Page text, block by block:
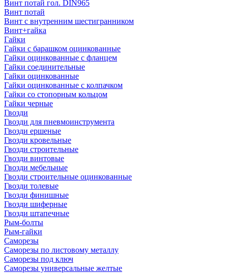
Винт потай гол. DIN965
Винт потай
Винт с внутренним шестигранником
Винт+гайка
Гайки
Гайки с барашком оцинкованные
Гайки оцинкованные с фланцем
Гайки соединительные
Гайки оцинкованные
Гайки оцинкованные с колпачком
Гайки со стопорным кольцом
Гайки черные
Гвозди
Гвозди для пневмоинструмента
Гвозди ершеные
Гвозди кровельные
Гвозди строительные
Гвозди винтовые
Гвозди мебельные
Гвозди строительные оцинкованные
Гвозди толевые
Гвозди финишные
Гвозди шиферные
Гвозди штапечные
Рым-болты
Рым-гайки
Саморезы
Саморезы по листовому металлу
Саморезы под ключ
Саморезы универсальные желтые